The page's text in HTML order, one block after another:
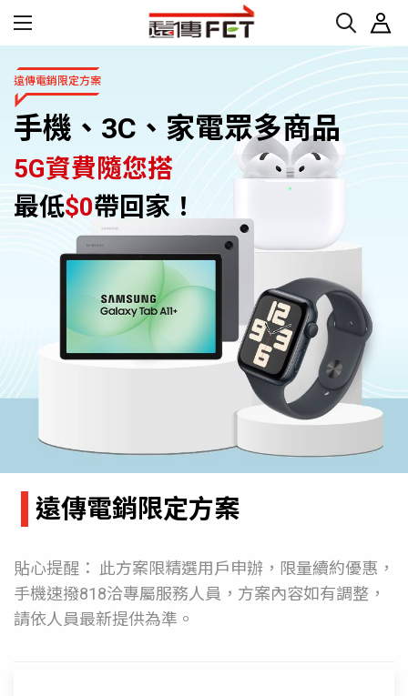
遠傳電銷限定方案
手機、3C、家電眾多商品
5G資費隨您搭
最低$0帶回家！
遠傳電銷限定方案
貼心提醒： 此方案限精選用戶申辦，限量續約優惠，
手機速撥818洽專屬服務人員，方案內容如有調整，
請依人員最新提供為準。